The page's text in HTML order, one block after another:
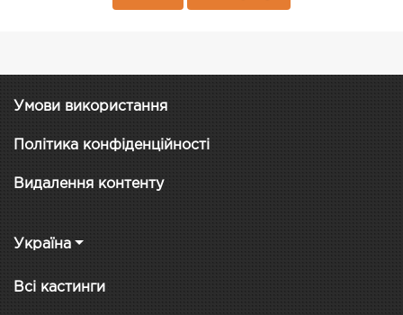
Умови використання
Політика конфіденційності
Видалення контенту
Україна
Всі кастинги